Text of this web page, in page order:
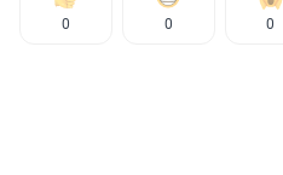
0 0 0